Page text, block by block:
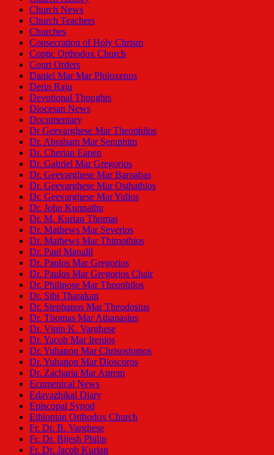
Church News
Church Teachers
Churches
Consecration of Holy Chrism
Coptic Orthodox Church
Court Orders
Daniel Mar Mar Philoxenos
Derin Raju
Devotional Thoughts
Diocesan News
Documentary
Dr Geevarghese Mar Theophilos
Dr. Abraham Mar Seraphim
Dr. Cherian Eapen
Dr. Gabriel Mar Gregorios
Dr. Geevarghese Mar Barnabas
Dr. Geevarghese Mar Osthathios
Dr. Geevarghese Mar Yulios
Dr. John Kunnathu
Dr. M. Kurian Thomas
Dr. Mathews Mar Severios
Dr. Mathews Mar Thimothios
Dr. Paul Manalil
Dr. Paulos Mar Gregorios
Dr. Paulos Mar Gregorios Chair
Dr. Philipose Mar Theophilos
Dr. Sibi Tharakan
Dr. Stephanos Mar Theodosius
Dr. Thomas Mar Athanasius
Dr. Vipin K. Varghese
Dr. Yacob Mar Irenios
Dr. Yuhanon Mar Chrisostomos
Dr. Yuhanon Mar Dioscoros
Dr. Zacharia Mar Aprem
Ecumenical News
Edavazhikal Diary
Episcopal Synod
Ethiopian Orthodox Church
Fr. Dr. B. Varghese
Fr. Dr. Bijesh Philip
Fr. Dr. Jacob Kurian